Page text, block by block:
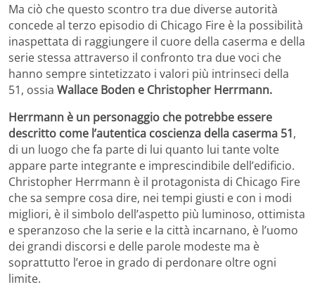
Ma ciò che questo scontro tra due diverse autorità
concede al terzo episodio di Chicago Fire è la possibilità
inaspettata di raggiungere il cuore della caserma e della
serie stessa attraverso il confronto tra due voci che
hanno sempre sintetizzato i valori più intrinseci della
51, ossia Wallace Boden e Christopher Herrmann.
Herrmann è un personaggio che potrebbe essere
descritto come l’autentica coscienza della caserma 51,
di un luogo che fa parte di lui quanto lui tante volte
appare parte integrante e imprescindibile dell’edificio.
Christopher Herrmann è il protagonista di Chicago Fire
che sa sempre cosa dire, nei tempi giusti e con i modi
migliori, è il simbolo dell’aspetto più luminoso, ottimista
e speranzoso che la serie e la città incarnano, è l’uomo
dei grandi discorsi e delle parole modeste ma è
soprattutto l’eroe in grado di perdonare oltre ogni
limite.